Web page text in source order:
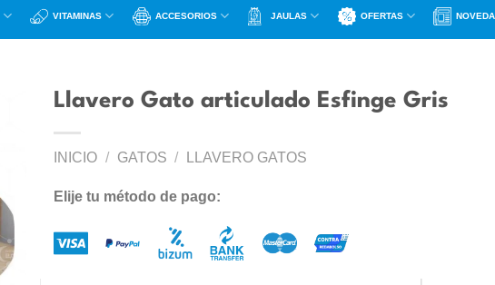
VITAMINAS ACCESORIOS JAULAS OFERTAS
Llavero Gato articulado Esfinge Gris
INICIO / GATOS / LLAVERO GATOS
Elije tu método de pago: